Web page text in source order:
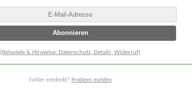
(Beispiele & Hinweise: Datenschutz, Details, Widerruf)
Fehler entdeckt? Problem melden